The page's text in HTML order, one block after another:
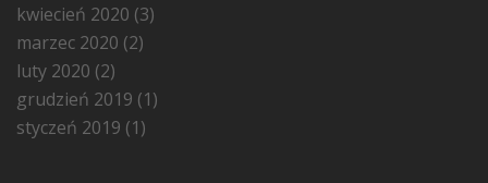
kwiecień 2020 (3)
marzec 2020 (2)
luty 2020 (2)
grudzień 2019 (1)
styczeń 2019 (1)